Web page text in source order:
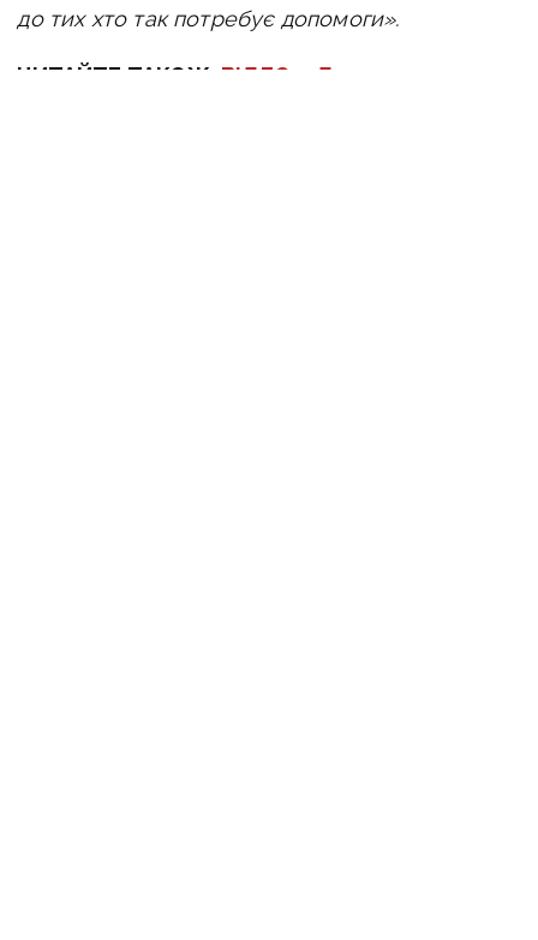
до тих хто так потребує допомоги».
ЧИТАЙТЕ ТАКОЖ: ВІДЕО. «Дорогою читала